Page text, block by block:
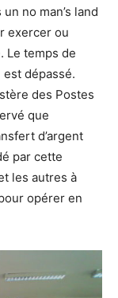
no man’s land
exercer ou
Le temps de
dépassé.
des Postes
que
d’argent
par cette
les autres à
opérer en